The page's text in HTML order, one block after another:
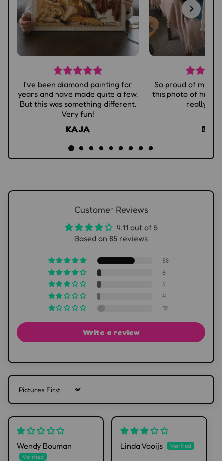
I've been diamond painting for
years and have made quite a few.
But this was something different.
Very fun!
KAJA
So proud of my
this photo of him
really
BEP
Customer Reviews
4.11 out of 5
Based on 85 reviews
58
6
5
4
12
Write a review
Sort by
Wendy Bouman Linda Vooijs